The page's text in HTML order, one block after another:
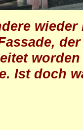
Ist doch